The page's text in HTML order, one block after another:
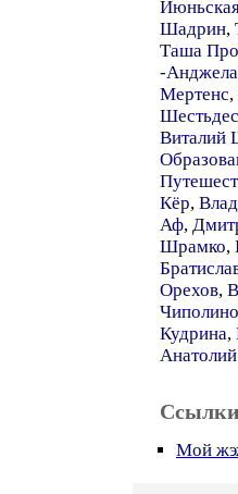
Шадрин,
Таша
-Анджела
Мертенс,
Виталий
Кёр,
Аф,
Шрамко,
Орехов,
Кудрина,
Ссылки
Мой